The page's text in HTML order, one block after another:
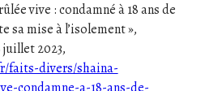
vive : condamné à 18 ans de
sa mise à l’isolement »,
juillet 2023,
faits-divers/shaina-